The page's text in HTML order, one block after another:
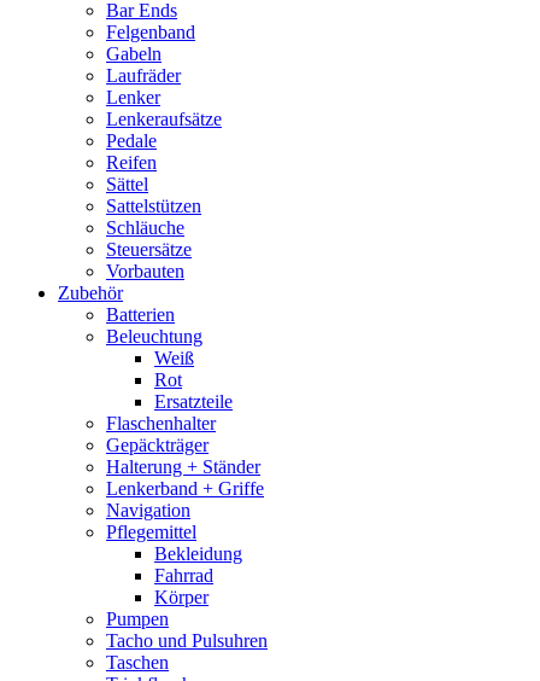
Bar Ends
Felgenband
Gabeln
Laufräder
Lenker
Lenkeraufsätze
Pedale
Reifen
Sättel
Sattelstützen
Schläuche
Steuersätze
Vorbauten
Zubehör
Batterien
Beleuchtung
Weiß
Rot
Ersatzteile
Flaschenhalter
Gepäckträger
Halterung + Ständer
Lenkerband + Griffe
Navigation
Pflegemittel
Bekleidung
Fahrrad
Körper
Pumpen
Tacho und Pulsuhren
Taschen